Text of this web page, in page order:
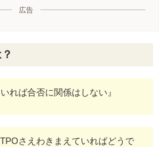
広告
れば合否に関係はしない』
さえわきまえていればどうで